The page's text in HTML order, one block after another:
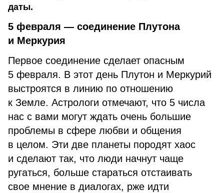
даты.
5 февраля — соединение Плутона
и Меркурия
Первое соединение сделает опасным
5 февраля. В этот день Плутон и Меркурий
выстроятся в линию по отношению
к Земле. Астрологи отмечают, что 5 числа
нас с вами могут ждать очень большие
проблемы в сфере любви и общения
в целом. Эти две планеты породят хаос
и сделают так, что люди начнут чаще
ругаться, больше стараться отстаивать
свое мнение в диалогах, рже идти